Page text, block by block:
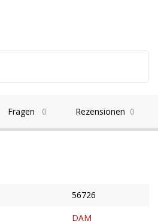
Fragen 0 Rezensionen 0
56726
DAM